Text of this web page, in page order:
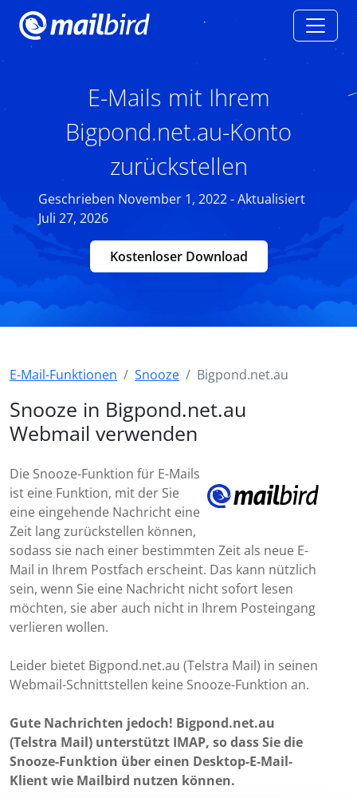
E-Mails mit Ihrem
Bigpond.net.au-Konto
zurückstellen
Geschrieben November 1, 2022 - Aktualisiert
Juli 27, 2026
Kostenloser Download
E-Mail-Funktionen Snooze Bigpond.net.au
Snooze in Bigpond.net.au
Webmail verwenden
Die Snooze-Funktion für E-Mails
ist eine Funktion, mit der Sie
eine eingehende Nachricht eine
Zeit lang zurückstellen können,
sodass sie nach einer bestimmten Zeit als neue E-
Mail in Ihrem Postfach erscheint. Das kann nützlich
sein, wenn Sie eine Nachricht nicht sofort lesen
möchten, sie aber auch nicht in Ihrem Posteingang
verlieren wollen.
Leider bietet Bigpond.net.au (Telstra Mail) in seinen
Webmail-Schnittstellen keine Snooze-Funktion an.
Gute Nachrichten jedoch! Bigpond.net.au
(Telstra Mail) unterstützt IMAP, so dass Sie die
Snooze-Funktion über einen Desktop-E-Mail-
Klient wie Mailbird nutzen können.